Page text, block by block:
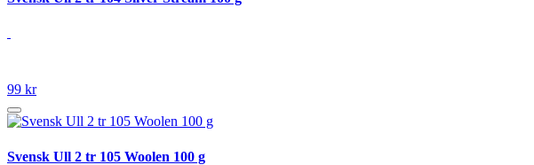
99 kr
Svensk Ull 2 tr 105 Woolen 100 g